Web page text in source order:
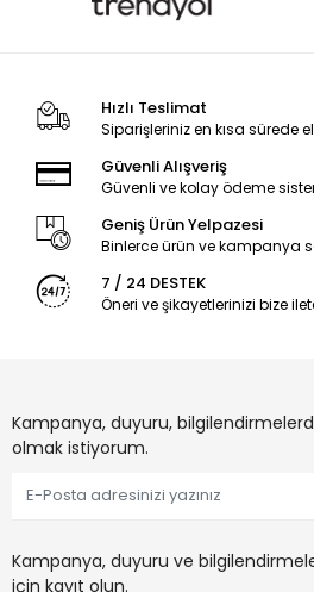
Hızlı Teslimat
Siparişleriniz en kısa sürede
Güvenli Alışveriş
Güvenli ve kolay ödeme
Geniş Ürün Yelpazesi
Binlerce ürün ve kampanya
7 / 24 DESTEK
Öneri ve şikayetlerinizi bize
Kampanya, duyuru,
olmak istiyorum.
Kampanya, duyuru ve
için kayıt olun.